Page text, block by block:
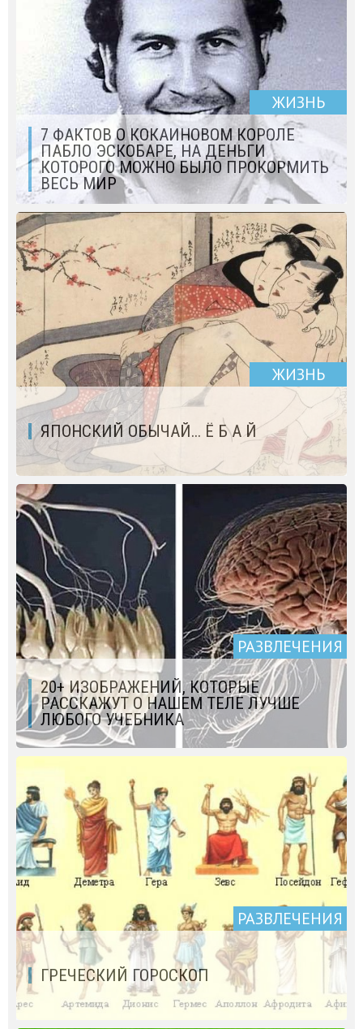
ЖИЗНЬ
7 ФАКТОВ О КОКАИНОВОМ КОРОЛЕ
ПАБЛО ЭCКОБАРЕ, НА ДЕНЬГИ
КОТОРОГО МОЖНО БЫЛО ПРОКОРМИТЬ
ВЕСЬ МИР
ЖИЗНЬ
ЯПОНСКИЙ ОБЫЧАЙ... Ё Б А Й
РАЗВЛЕЧЕНИЯ
20+ ИЗОБРАЖЕНИЙ, КОТОРЫЕ
РАССКАЖУТ О НАШЕМ ТЕЛЕ ЛУЧШЕ
ЛЮБОГО УЧЕБНИКА
РАЗВЛЕЧЕНИЯ
ГРЕЧЕСКИЙ ГОРОСКОП